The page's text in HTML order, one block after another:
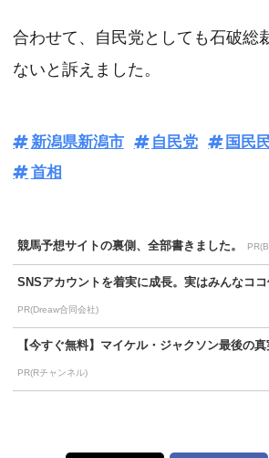
合わせて、自民党としても石破総
ないと訴えました。
新潟県新潟市 自民党 国民
首相
競馬予想サイトの裏側、全部書きました。
SNSアカウントを着実に成長。実はみんなココ
PR(Dreaw合同会社)
【今すぐ無料】マイケル・ジャクソン最後の
PR(Rチャンネル)